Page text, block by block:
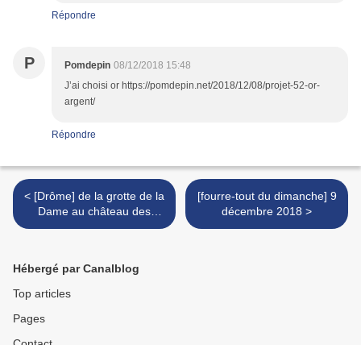
Répondre
P Pomdepin 08/12/2018 15:48
J’ai choisi or https://pomdepin.net/2018/12/08/projet-52-or-
argent/
Répondre
< [Drôme] de la grotte de la
Dame au château des
Cornillans...
[fourre-tout du dimanche] 9
décembre 2018 >
Hébergé par Canalblog
Top articles
Pages